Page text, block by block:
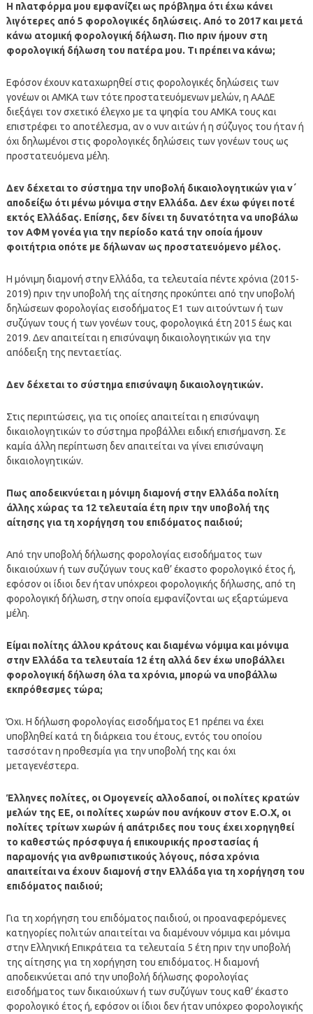
Η πλατφόρμα μου εμφανίζει ως πρόβλημα ότι έχω κάνει
λιγότερες από 5 φορολογικές δηλώσεις. Από το 2017 και μετά
κάνω ατομική φορολογική δήλωση. Πιο πριν ήμουν στη
φορολογική δήλωση του πατέρα μου. Τι πρέπει να κάνω;
Εφόσον έχουν καταχωρηθεί στις φορολογικές δηλώσεις των
γονέων οι ΑΜΚΑ των τότε προστατευόμενων μελών, η ΑΑΔΕ
διεξάγει τον σχετικό έλεγχο με τα ψηφία του ΑΜΚΑ τους και
επιστρέφει το αποτέλεσμα, αν ο νυν αιτών ή η σύζυγος του ήταν ή
όχι δηλωμένοι στις φορολογικές δηλώσεις των γονέων τους ως
προστατευόμενα μέλη.
Δεν δέχεται το σύστημα την υποβολή δικαιολογητικών για ν΄
αποδείξω ότι μένω μόνιμα στην Ελλάδα. Δεν έχω φύγει ποτέ
εκτός Ελλάδας. Επίσης, δεν δίνει τη δυνατότητα να υποβάλω
τον ΑΦΜ γονέα για την περίοδο κατά την οποία ήμουν
φοιτήτρια οπότε με δήλωναν ως προστατευόμενο μέλος.
Η μόνιμη διαμονή στην Ελλάδα, τα τελευταία πέντε χρόνια (2015-
2019) πριν την υποβολή της αίτησης προκύπτει από την υποβολή
δηλώσεων φορολογίας εισοδήματος Ε1 των αιτούντων ή των
συζύγων τους ή των γονέων τους, φορολογικά έτη 2015 έως και
2019. Δεν απαιτείται η επισύναψη δικαιολογητικών για την
απόδειξη της πενταετίας.
Δεν δέχεται το σύστημα επισύναψη δικαιολογητικών.
Στις περιπτώσεις, για τις οποίες απαιτείται η επισύναψη
δικαιολογητικών το σύστημα προβάλλει ειδική επισήμανση. Σε
καμία άλλη περίπτωση δεν απαιτείται να γίνει επισύναψη
δικαιολογητικών.
Πως αποδεικνύεται η μόνιμη διαμονή στην Ελλάδα πολίτη
άλλης χώρας τα 12 τελευταία έτη πριν την υποβολή της
αίτησης για τη χορήγηση του επιδόματος παιδιού;
Από την υποβολή δήλωσης φορολογίας εισοδήματος των
δικαιούχων ή των συζύγων τους καθ’ έκαστο φορολογικό έτος ή,
εφόσον οι ίδιοι δεν ήταν υπόχρεοι φορολογικής δήλωσης, από τη
φορολογική δήλωση, στην οποία εμφανίζονται ως εξαρτώμενα
μέλη.
Είμαι πολίτης άλλου κράτους και διαμένω νόμιμα και μόνιμα
στην Ελλάδα τα τελευταία 12 έτη αλλά δεν έχω υποβάλλει
φορολογική δήλωση όλα τα χρόνια, μπορώ να υποβάλλω
εκπρόθεσμες τώρα;
Όχι. Η δήλωση φορολογίας εισοδήματος Ε1 πρέπει να έχει
υποβληθεί κατά τη διάρκεια του έτους, εντός του οποίου
τασσόταν η προθεσμία για την υποβολή της και όχι
μεταγενέστερα.
Έλληνες πολίτες, οι Ομογενείς αλλοδαποί, οι πολίτες κρατών
μελών της ΕΕ, οι πολίτες χωρών που ανήκουν στον Ε.Ο.Χ, οι
πολίτες τρίτων χωρών ή απάτριδες που τους έχει χορηγηθεί
το καθεστώς πρόσφυγα ή επικουρικής προστασίας ή
παραμονής για ανθρωπιστικούς λόγους, πόσα χρόνια
απαιτείται να έχουν διαμονή στην Ελλάδα για τη χορήγηση του
επιδόματος παιδιού;
Για τη χορήγηση του επιδόματος παιδιού, οι προαναφερόμενες
κατηγορίες πολιτών απαιτείται να διαμένουν νόμιμα και μόνιμα
στην Ελληνική Επικράτεια τα τελευταία 5 έτη πριν την υποβολή
της αίτησης για τη χορήγηση του επιδόματος. Η διαμονή
αποδεικνύεται από την υποβολή δήλωσης φορολογίας
εισοδήματος των δικαιούχων ή των συζύγων τους καθ’ έκαστο
φορολογικό έτος ή, εφόσον οι ίδιοι δεν ήταν υπόχρεο φορολογικής